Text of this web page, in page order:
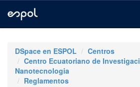
navigationDSpace en ESPOL
Centros
Centro Ecuatoriano de
Nanotecnologia
Reglamentos